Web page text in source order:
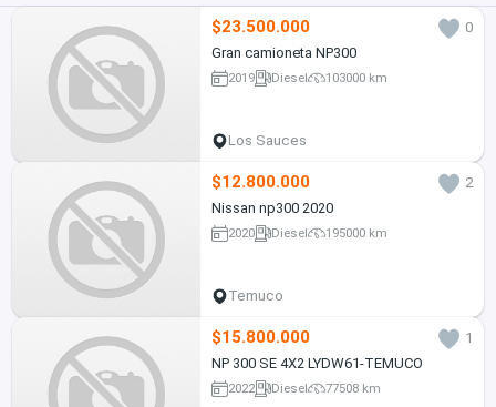
$23.500.000
0
Gran camioneta NP300
2019 Diesel 103000 km
Los Sauces
$12.800.000
2
Nissan np300 2020
2020 Diesel 195000 km
Temuco
$15.800.000
1
NP 300 SE 4X2 LYDW61-TEMUCO
2022 Diesel 77508 km